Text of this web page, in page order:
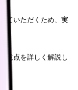
ていただくため、実
意点を詳しく解説し